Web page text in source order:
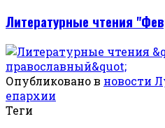
Литературные чтения
Опубликовано в новости
епархии
Теги